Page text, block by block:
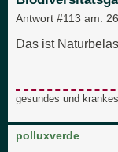
Antwort #113 am:
Das ist
gesundes und
polluxverde